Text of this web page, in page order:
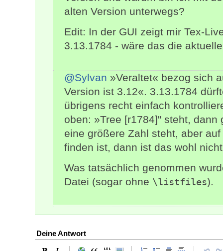
alten Version unterwegs?
Edit: In der GUI zeigt mir Tex-
3.13.1784 - wäre das die
@Sylvan »Veraltet« bezog sich
Version ist 3.12«. 3.13.1784
übrigens recht einfach
oben: »Tree [r1784]" steht,
eine größere Zahl steht, aber auf
finden ist, dann ist das wohl
Was tatsächlich genommen
Datei (sogar ohne \listfiles).
Deine Antwort